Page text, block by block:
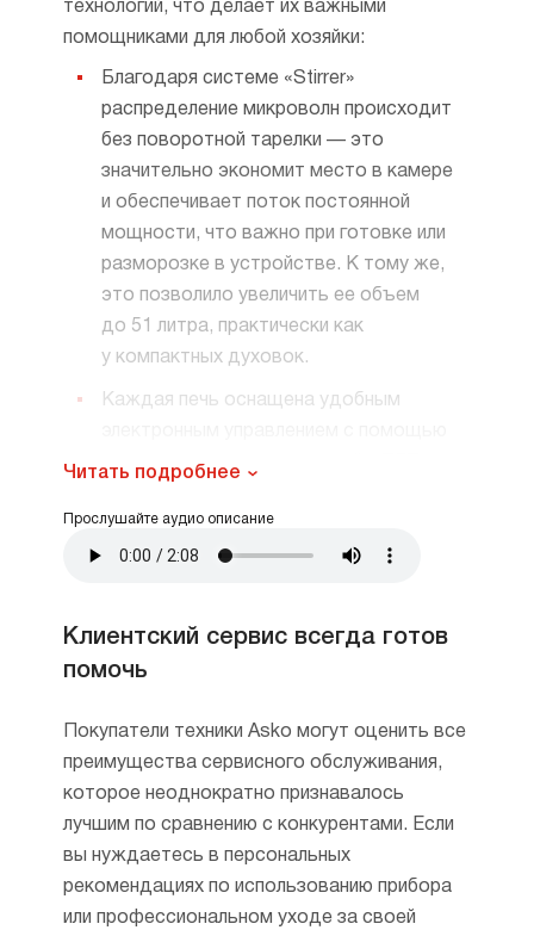
технологий, что делает их важными
помощниками для любой хозяйки:
Благодаря системе «Stirrer»
распределение микроволн происходит
без поворотной тарелки — это
значительно экономит место в камере
и обеспечивает поток постоянной
мощности, что важно при готовке или
разморозке в устройстве. К тому же,
это позволило увеличить ее объем
до 51 литра, практически как
у компактных духовок.
Каждая печь оснащена удобным
поворотных переключателей и TFT-
и настройка параметров приготовления
осуществляется комфортно и быстро.
автоматических режимов помогут
понравившегося рецепта в избранное
дополнительно увеличивает комфорт
Комфортно размораживайте любые,
даже деликатные продукты,
например — фрукты и десерты, пока
ваш духовой шкаф занят.
Читать подробнее
Прослушайте аудио описание
Клиентский сервис всегда готов
помочь
Покупатели техники Asko могут оценить все
преимущества сервисного обслуживания,
которое неоднократно признавалось
лучшим по сравнению с конкурентами. Если
вы нуждаетесь в персональных
рекомендациях по использованию прибора
или профессиональном уходе за своей